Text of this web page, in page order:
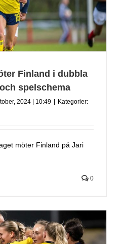
Finland i dubbla
spelschema
2024 | 10:49
Kategorier:
möter Finland på Jari
0